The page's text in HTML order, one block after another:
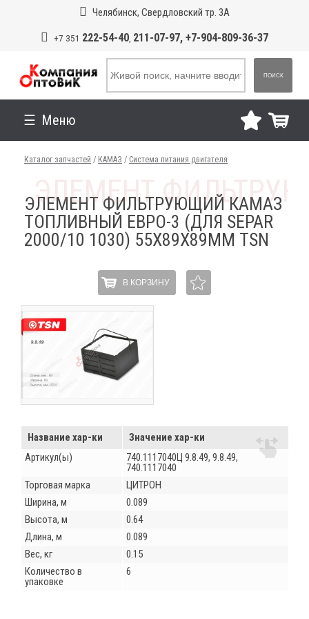
Челябинск, Свердловский тр. 3А
+7 351 222-54-40, 211-07-97, +7-904-809-36-37
ПОИСК
Меню
Каталог запчастей / КАМАЗ / Система питания двигателя
ЭЛЕМЕНТ ФИЛЬТРУЮЩИЙ КАМАЗ
ТОПЛИВНЫЙ ЕВРО-3 (ДЛЯ SEPAR
2000/10 1030) 55Х89Х89ММ TSN
В КОРЗИНУ
Название хар-ки
Значение хар-ки
Артикул(ы)
740.1117040Ц 9.8.49, 9.8.49,
740.1117040
Торговая марка
ЦИТРОН
Ширина, м
0.089
Высота, м
0.64
Длина, м
0.089
Вес, кг
0.15
Количество в
упаковке
6